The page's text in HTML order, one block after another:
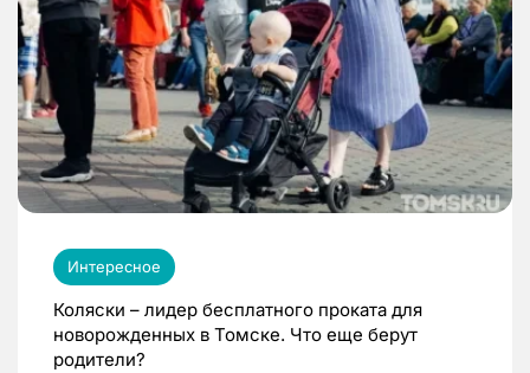
Интересное
Коляски – лидер бесплатного проката для
новорожденных в Томске. Что еще берут
родители?